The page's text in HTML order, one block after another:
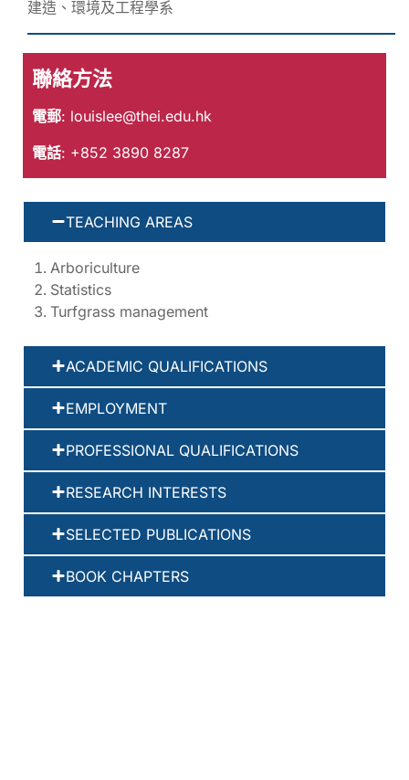
建造、環境及工程學系
聯絡方法
電郵: louislee@thei.edu.hk
電話: +852 3890 8287
TEACHING AREAS
Arboriculture
Statistics
Turfgrass management
ACADEMIC QUALIFICATIONS
EMPLOYMENT
PROFESSIONAL QUALIFICATIONS
RESEARCH INTERESTS
SELECTED PUBLICATIONS
BOOK CHAPTERS